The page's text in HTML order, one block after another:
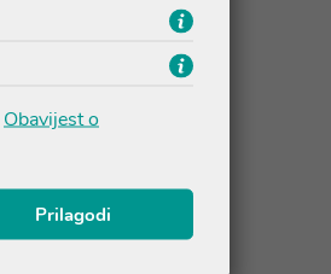
Obavijest o
Prilagodi